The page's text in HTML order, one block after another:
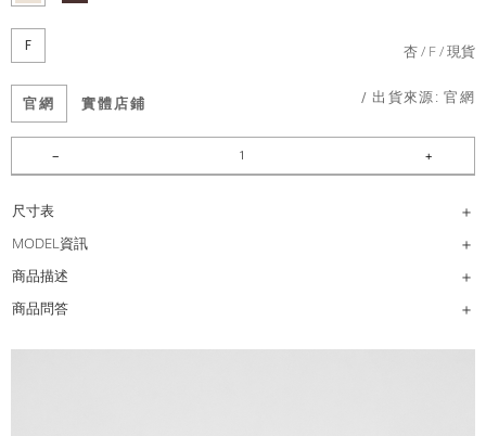
F 杏 F 現貨
官網 實體店鋪 / 出貨來源:官網
尺寸表
MODEL資訊
商品描述
商品問答